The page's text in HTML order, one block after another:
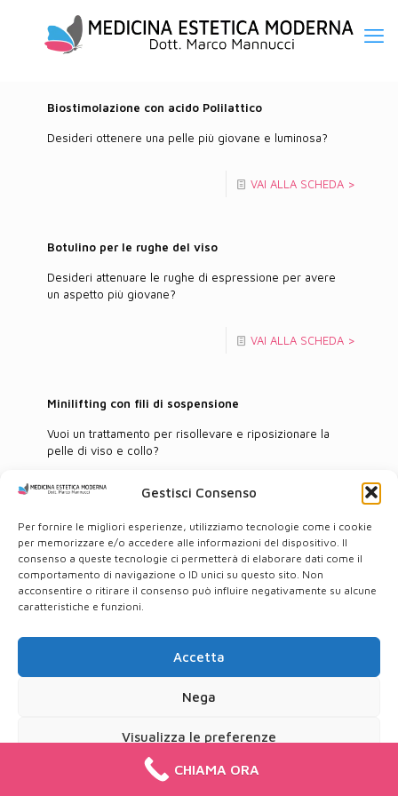
Gestisci Consenso
Per fornire le migliori esperienze, utilizziamo tecnologie come i cookie
per memorizzare e/o accedere alle informazioni del dispositivo. Il
consenso a queste tecnologie ci permetterà di elaborare dati come il
comportamento di navigazione o ID unici su questo sito. Non
acconsentire o ritirare il consenso può influire negativamente su alcune
caratteristiche e funzioni.
Accetta
Nega
Visualizza le preferenze
Cookie PolicyPrivacy Policy
Biostimolazione con acido Polilattico
Desideri ottenere una pelle più giovane e luminosa?
VAI ALLA SCHEDA >
Botulino per le rughe del viso
Desideri attenuare le rughe di espressione per avere
un aspetto più giovane?
VAI ALLA SCHEDA >
Minilifting con fili di sospensione
Vuoi un trattamento per risollevare e riposizionare la
pelle di viso e collo?
VAI ALLA SCHEDA >
Tuscolana, 346 00181 Roma - PIVA: 09553311003
Privacy Policy-Cookie Policy
CHIAMA ORA